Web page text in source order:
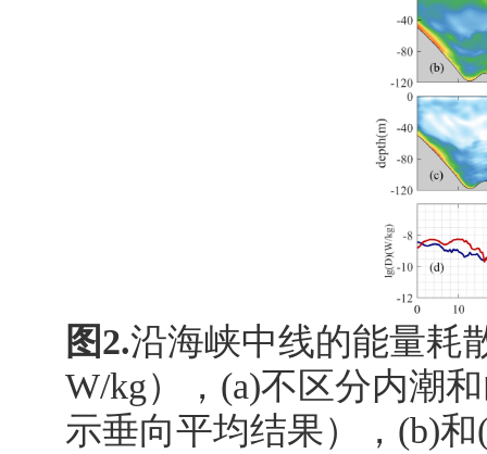
图2.沿海峡中线的能量耗
W/kg）， (a)不区分内潮
示垂向平均结果）， (b)和